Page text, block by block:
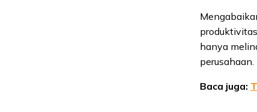
hanya
perusahaan.
Baca juga: